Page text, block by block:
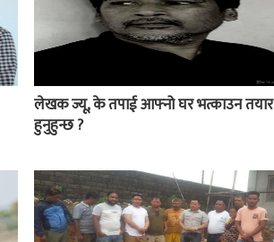
लेखक ज्यू, के तपाई आफ्नो घर भत्काउन तयार
हुनुहुन्छ ?